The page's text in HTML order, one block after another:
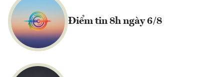
Điểm tin 8h ngày 6/8